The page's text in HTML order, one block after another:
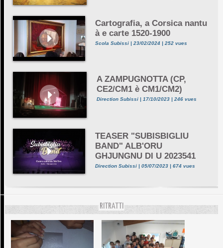
Cartografia, a Corsica nantu
à e carte 1520-1900
Scola Subissi | 23/02/2024 | 252 vues
A ZAMPUGNOTTA (CP,
CE2/CM1 è CM1/CM2)
Direction Subissi | 17/10/2023 | 246 vues
TEASER "SUBISBIGLIU
BAND" ALB'ORU
GHJUNGNU DI U 2023541
Direction Subissi | 05/07/2023 | 674 vues
RITRATTI